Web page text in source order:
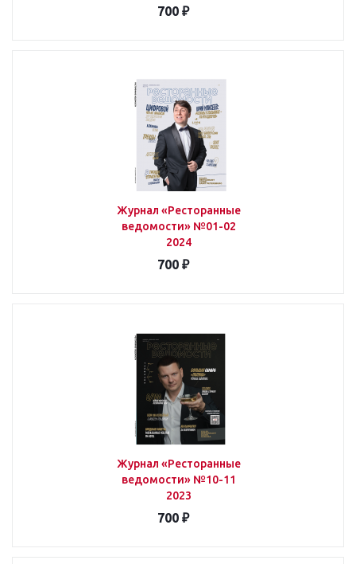
700 ₽
Журнал «Ресторанные
ведомости» №01-02
2024
700 ₽
Журнал «Ресторанные
ведомости» №10-11
2023
700 ₽